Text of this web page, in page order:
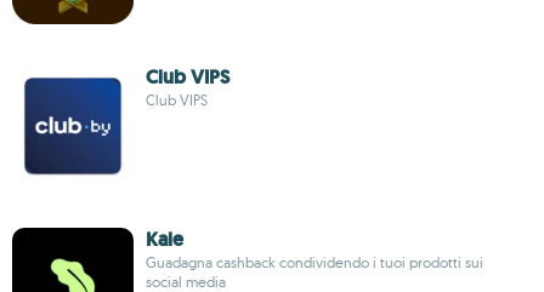
Club VIPS
Club VIPS
Kale
Guadagna cashback condividendo i tuoi prodotti sui
social media